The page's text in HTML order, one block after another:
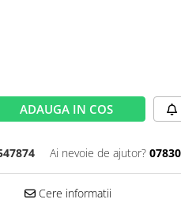
ADAUGA IN COS
Ai nevoie de ajutor?
Cere informatii